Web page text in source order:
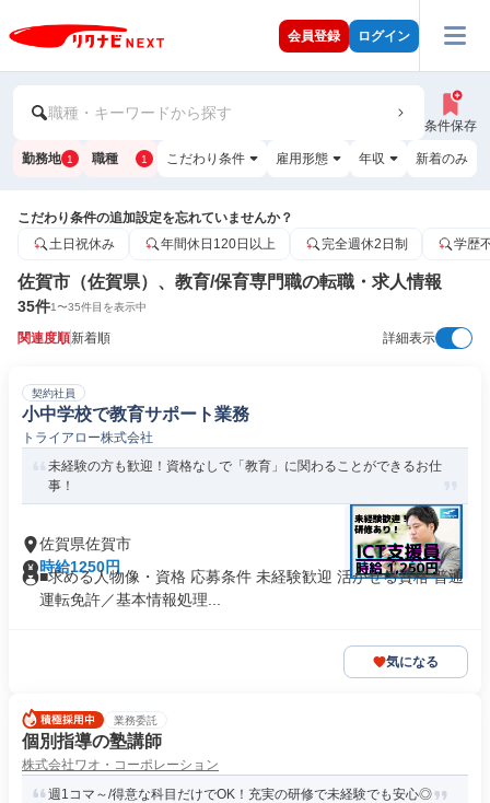
会員登録 ログイン
職種・キーワードから探す
条件保存
勤務地 1 職種 1 こだわり条件 雇用形態 年収 新着のみ
こだわり条件の追加設定を忘れていませんか？
土日祝休み
年間休日120日以上 完全週休2日制 学歴
佐賀市（佐賀県）、教育/保育専門職の転職・求人情報
35件1〜35件目を表示中
関連度順新着順 詳細表示
契約社員
小中学校で教育サポート業務
トライアロー株式会社
未経験の方も歓迎！資格なしで「教育」に関わることができるお仕
事！
佐賀県佐賀市
時給1250円
■求める人物像・資格 応募条件 未経験歓迎 活かせる資格 普通
運転免許／基本情報処理...
気になる
業務委託
個別指導の塾講師
株式会社ワオ・コーポレーション
週1コマ～/得意な科目だけでOK！充実の研修で未経験でも安心◎